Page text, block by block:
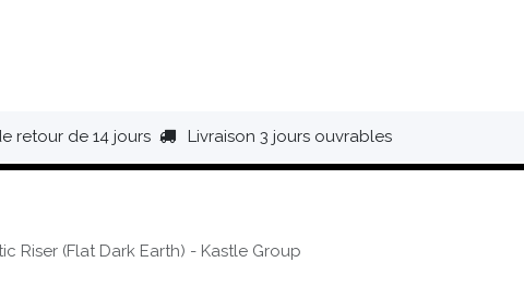
retour de 14 jours Livraison 3 jours ouvrables
Riser (Flat Dark Earth) - Kastle Group